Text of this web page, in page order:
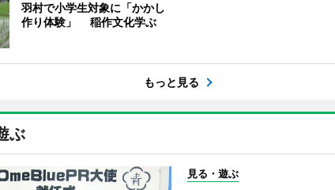
羽村で小学生対象に「かかし
作り体験」 稲作文化学ぶ
もっと見る
ぶ
見る・遊ぶ